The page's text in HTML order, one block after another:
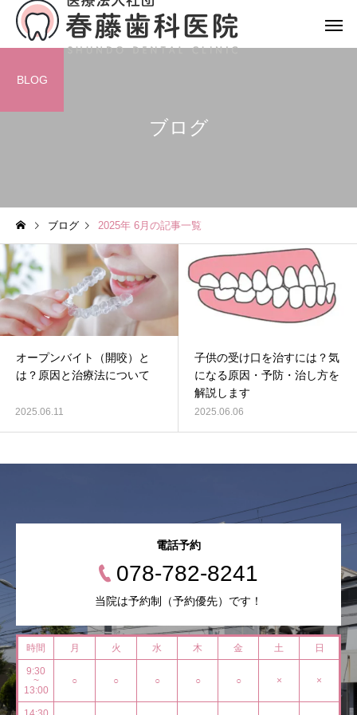
ブログ
BLOG
ブログ 2025年 6月の記事一覧
オープンバイト（開咬）と
は？原因と治療法について
2025.06.11
子供の受け口を治すには？気
になる原因・予防・治し方を
解説します
2025.06.06
電話予約
078-782-8241
当院は予約制（予約優先）です！
時間 月 火 水 木 金 土 日
9:30
~
13:00
○ ○ ○ ○ ○ × ×